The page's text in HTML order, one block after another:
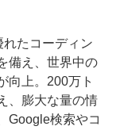
たコーディン
備え、世界中の
向上。200万ト
、膨大な量の情
Google検索やコ